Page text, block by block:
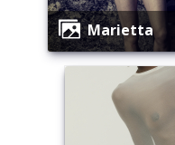
Marietta